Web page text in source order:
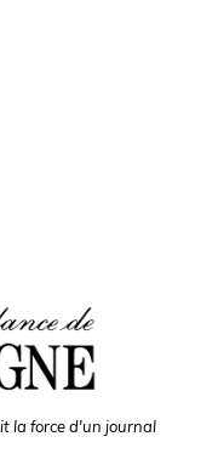
la force d'un journal